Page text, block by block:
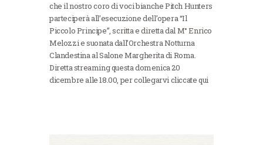
che il nostro coro di voci bianche Pitch Hunters
parteciperà all’esecuzione dell’opera “Il
Piccolo Principe”, scritta e diretta dal M° Enrico
Melozzi e suonata dall’Orchestra Notturna
Clandestina al Salone Margherita di Roma.
Diretta streaming questa domenica 20
dicembre alle 18.00, per collegarvi cliccate qui